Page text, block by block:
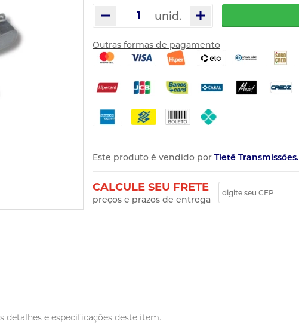
unid.
Outras formas de pagamento
Este produto é vendido por Tietê Transmissões.
CALCULE SEU FRETE
preços e prazos de entrega
e especificações deste item.